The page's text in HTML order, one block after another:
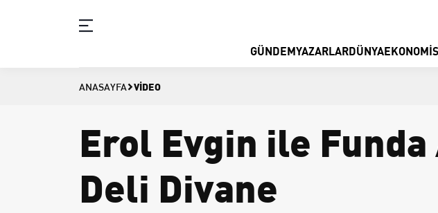
GÜNDEMYAZARLARDÜNYAEKONOMI
ANASAYFA VIDEO
Erol Evgin ile
Deli Divane